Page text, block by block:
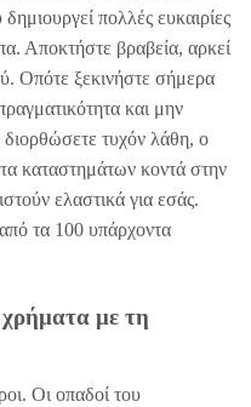
πολλές ευκαιρίες
Αποκτήστε βραβεία, αρκεί
Οπότε ξεκινήστε σήμερα
και μην
διορθώσετε τυχόν λάθη, ο
καταστημάτων κοντά στην
ελαστικά για εσάς.
τα 100 υπάρχοντα
με τη
Οι οπαδοί του